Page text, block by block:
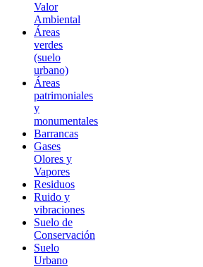
Valor
Ambiental
Áreas
verdes
(suelo
urbano)
Áreas
patrimoniales
y
monumentales
Barrancas
Gases
Olores y
Vapores
Residuos
Ruido y
vibraciones
Suelo de
Conservación
Suelo
Urbano